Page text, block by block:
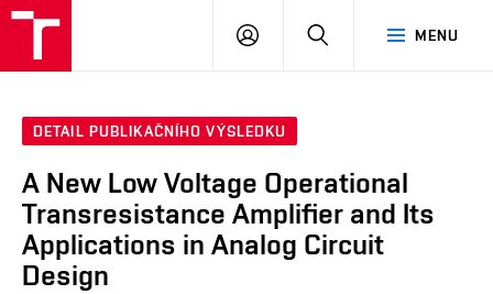
MENU
PŘIHLÁSIT
DETAIL PUBLIKAČNÍHO VÝSLEDKU
A New Low Voltage Operational
Transresistance Amplifier and Its
Applications in Analog Circuit
Design